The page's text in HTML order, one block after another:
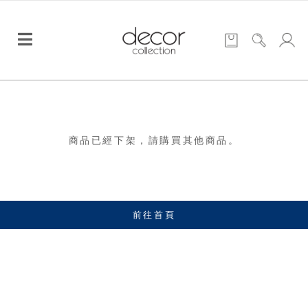
商品已經下架，請購買其他商品。
前往首頁